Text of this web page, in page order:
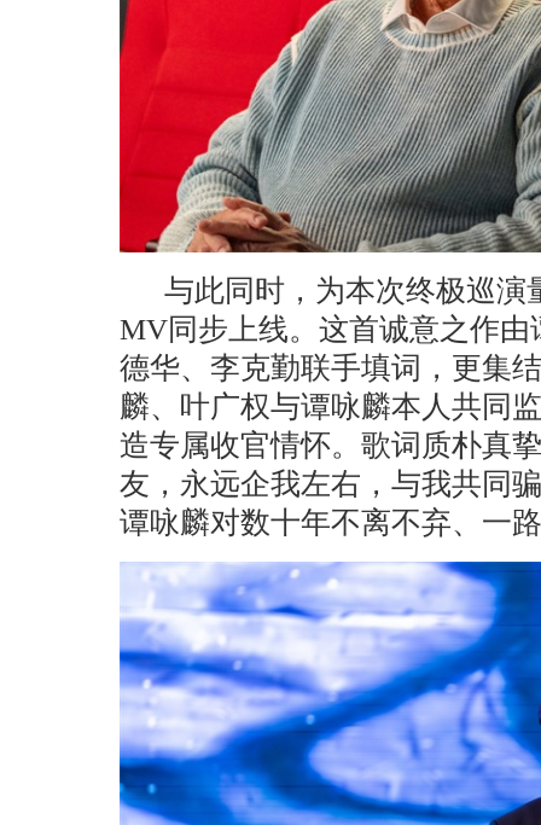
与此同时，为本次终极巡
MV同步上线。这首诚意之作
德华、李克勤联手填词，更集
麟、叶广权与谭咏麟本人共同
造专属收官情怀。歌词质朴真
友，永远企我左右，与我共同
谭咏麟对数十年不离不弃、一